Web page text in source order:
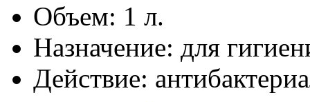
Объем: 1 л.
Назначение: для
Действие: